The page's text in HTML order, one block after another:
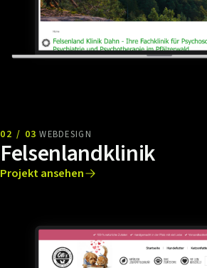
02 / 03 WEBDESIGN
Felsenlandklinik
Projekt ansehen